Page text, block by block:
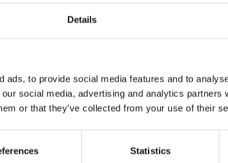
Details
ads, to provide social media features and to
social media, advertising and analytics partners
or that they’ve collected from your use of their
Statistics
Bedienung
VERTRAG
WIDERRUFEN